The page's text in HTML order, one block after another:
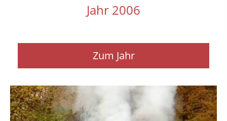
Jahr 2006
Zum Jahr